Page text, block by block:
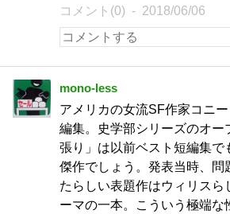
コメント(0) 2018/06/06
mono-less
アメリカの女流SF作家コニ
編集。史学部シリーズのオー
張り」は以前ベスト短編集で
傑作でしょう。発表当時、問
たらしい表題作はウィリスら
ーマの一本。こういう極端な